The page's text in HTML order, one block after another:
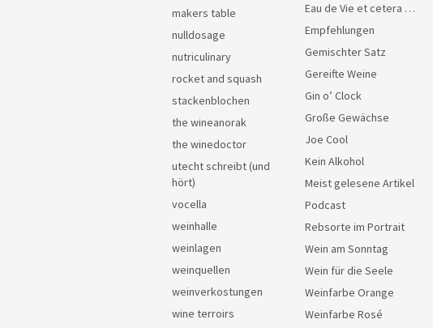
makers table
nulldosage
nutriculinary
rocket and squash
stackenblochen
the wineanorak
the winedoctor
utecht schreibt (und
hört)
vocella
weinhalle
weinlagen
weinquellen
weinverkostungen
wine terroirs
Eau de Vie et cetera …
Empfehlungen
Gemischter Satz
Gereifte Weine
Gin o’ Clock
Große Gewächse
Joe Cool
Kein Alkohol
Meist gelesene Artikel
Podcast
Rebsorte im Portrait
Wein am Sonntag
Wein für die Seele
Weinfarbe Orange
Weinfarbe Rosé